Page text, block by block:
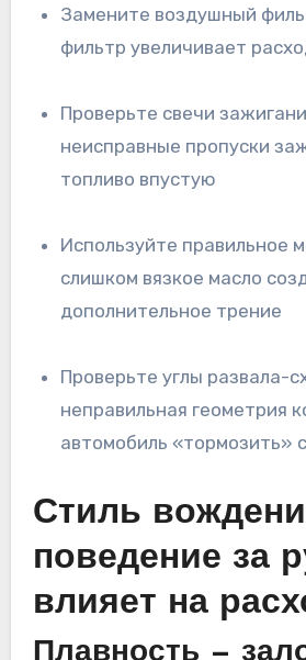
Замените воздушный фильтр — забитый
фильтр увеличивает
Проверьте свечи зажигания —
неисправные пропуски
топливо впустую
Используйте правильное моторное масло —
слишком вязкое масло
дополнительное трение
Проверьте углы развала-схождения —
неправильная геометрия
автомобиль «тормозить»
Стиль
поведение за
влияет на
Плавность —